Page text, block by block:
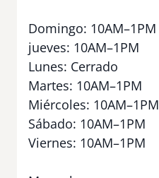
Domingo: 10AM–1PM
jueves: 10AM–1PM
Lunes: Cerrado
Martes: 10AM–1PM
Miércoles: 10AM–1PM
Sábado: 10AM–1PM
Viernes: 10AM–1PM